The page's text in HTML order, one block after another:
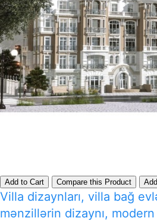
Add to Cart Compare this Product
Villa dizaynları, villa bağ
mənzillərin dizaynı, modern